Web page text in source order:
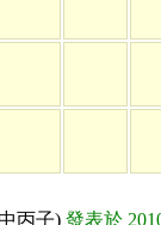
丙子) 發表於